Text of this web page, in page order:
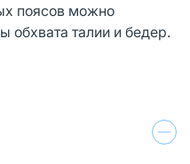
поясов можно
обхвата талии и бедер.